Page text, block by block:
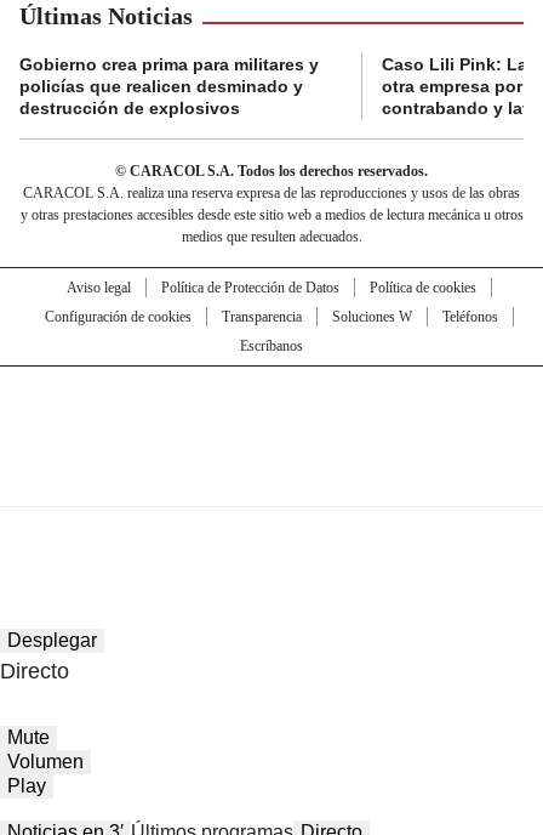
Últimas Noticias
Gobierno crea prima para militares y
policías que realicen desminado y
destrucción de explosivos
Caso Lili Pink: La
otra empresa por
contrabando y
© CARACOL S.A. Todos los derechos reservados.
CARACOL S.A. realiza una reserva expresa de las reproducciones y usos de las obras
y otras prestaciones accesibles desde este sitio web a medios de lectura mecánica u otros
medios que resulten adecuados.
Aviso legal Política de Protección de Datos
Política de cookies
Configuración de cookies
Transparencia Soluciones W
Teléfonos
Escríbanos
Desplegar
Directo
Mute
Volumen
Play